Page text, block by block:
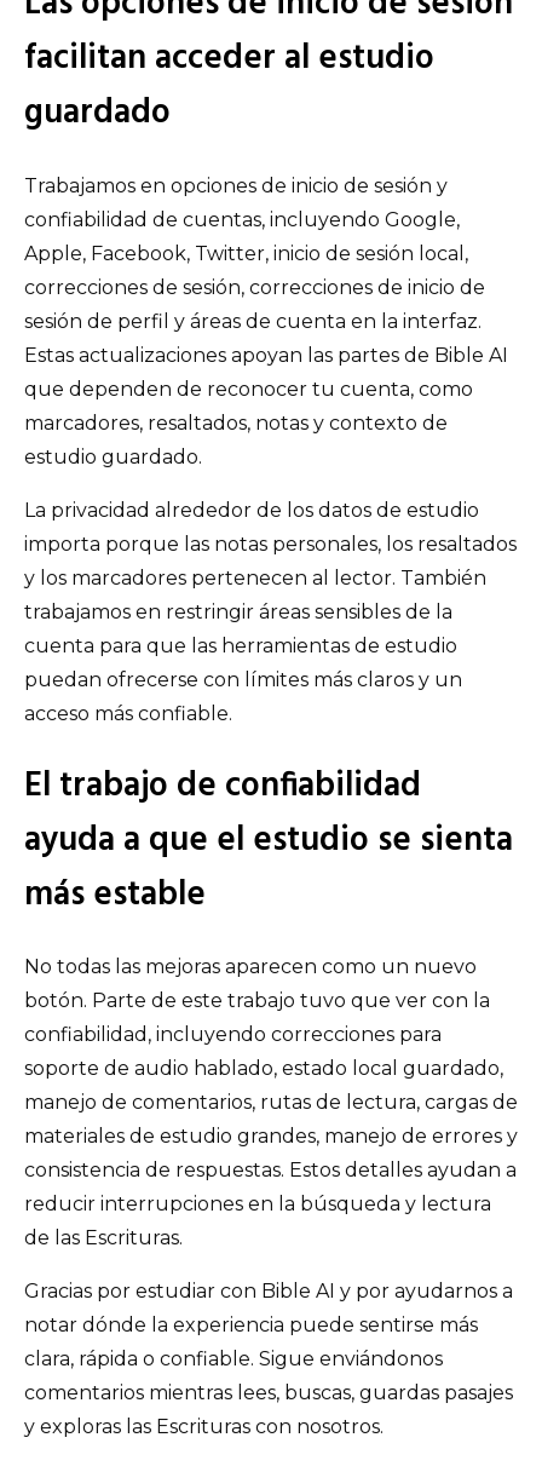
facilitan acceder al estudio
guardado
Trabajamos en opciones de inicio de sesión y
confiabilidad de cuentas, incluyendo Google,
Apple, Facebook, Twitter, inicio de sesión local,
correcciones de sesión, correcciones de inicio de
sesión de perfil y áreas de cuenta en la interfaz.
Estas actualizaciones apoyan las partes de Bible AI
que dependen de reconocer tu cuenta, como
marcadores, resaltados, notas y contexto de
estudio guardado.
La privacidad alrededor de los datos de estudio
importa porque las notas personales, los resaltados
y los marcadores pertenecen al lector. También
trabajamos en restringir áreas sensibles de la
cuenta para que las herramientas de estudio
puedan ofrecerse con límites más claros y un
acceso más confiable.
El trabajo de confiabilidad
ayuda a que el estudio se sienta
más estable
No todas las mejoras aparecen como un nuevo
botón. Parte de este trabajo tuvo que ver con la
confiabilidad, incluyendo correcciones para
soporte de audio hablado, estado local guardado,
manejo de comentarios, rutas de lectura, cargas de
materiales de estudio grandes, manejo de errores y
consistencia de respuestas. Estos detalles ayudan a
reducir interrupciones en la búsqueda y lectura
de las Escrituras.
Gracias por estudiar con Bible AI y por ayudarnos a
notar dónde la experiencia puede sentirse más
clara, rápida o confiable. Sigue enviándonos
comentarios mientras lees, buscas, guardas pasajes
y exploras las Escrituras con nosotros.